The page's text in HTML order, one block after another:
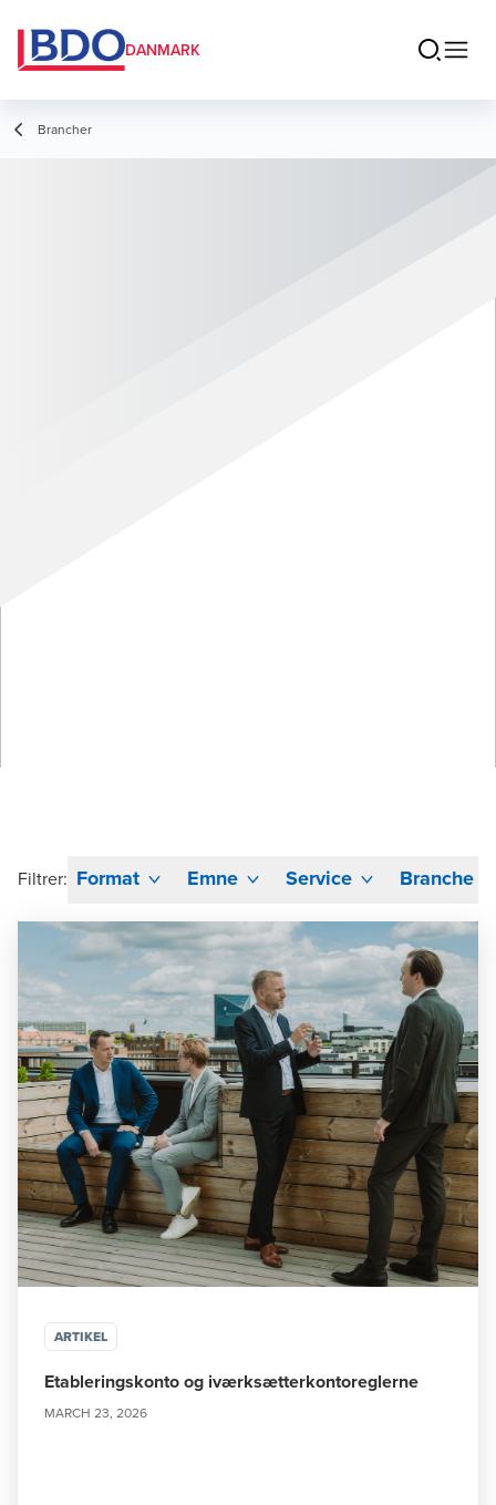
DANMARK
Brancher
Filtrer: Format Emne Service Branche
ARTIKEL
Etableringskonto og iværksætterkontoreglerne
MARCH 23, 2026